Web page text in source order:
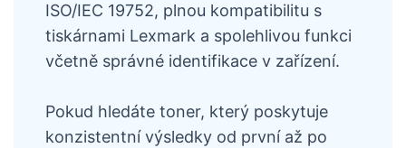
ISO/IEC 19752, plnou kompatibilitu s
tiskárnami Lexmark a spolehlivou funkci
včetně správné identifikace v zařízení.
Pokud hledáte toner, který poskytuje
konzistentní výsledky od první až po